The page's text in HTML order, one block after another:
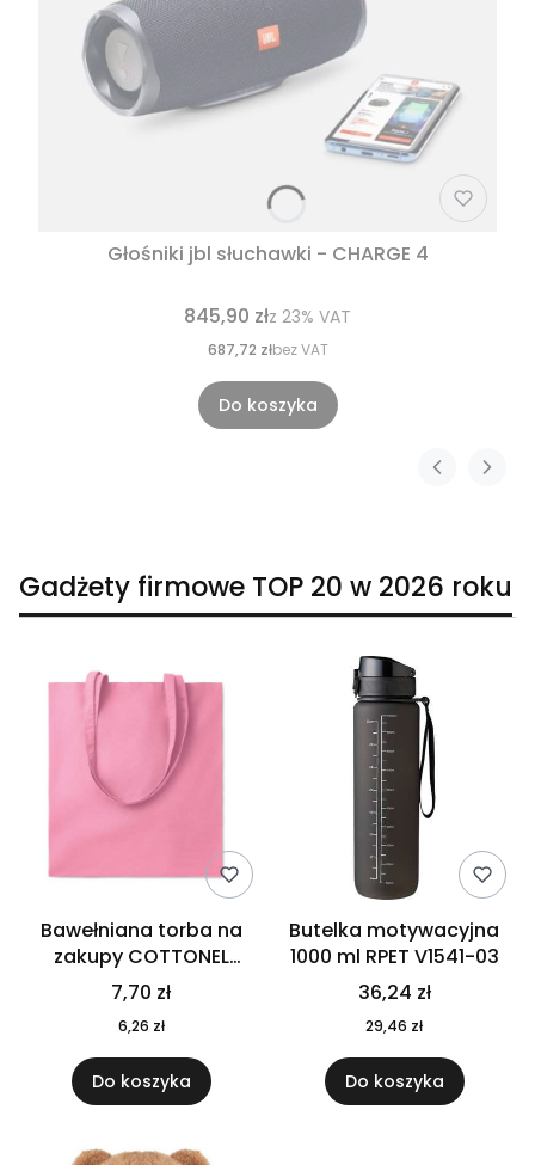
Głośniki jbl słuchawki - CHARGE 4
845,90 złz 23% VAT
687,72 złbez VAT
Do koszyka
Gadżety firmowe TOP 20 w 2026 roku
Bawełniana torba na
zakupy COTTONEL
COLOUR++ MO9846-11
7,70 zł
6,26 zł
Do koszyka
Butelka motywacyjna
1000 ml RPET V1541-03
36,24 zł
29,46 zł
Do koszyka